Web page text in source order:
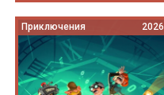
Приключения 2026